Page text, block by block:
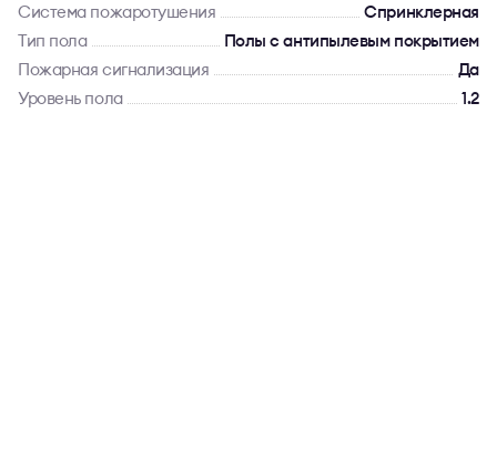
Система пожаротушения
Спринклерная
Тип пола
Полы с антипылевым покрытием
Пожарная сигнализация
Да
Уровень пола
1.2